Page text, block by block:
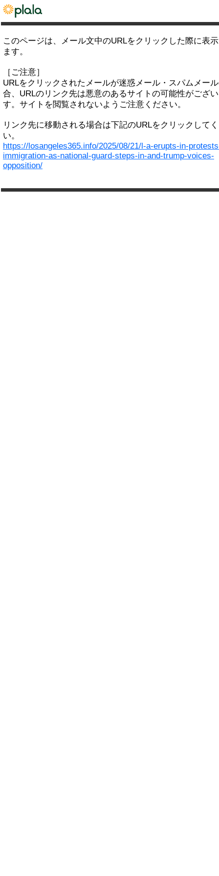
このページは、メール文中のURLをクリックした際に表
ます。
［ご注意］
URLをクリックされたメールが迷惑メール・スパムメー
合、URLのリンク先は悪意のあるサイトの可能性がござ
す。サイトを閲覧されないようご注意ください。
リンク先に移動される場合は下記のURLをクリックして
い。
https://losangeles365.info/2025/08/21/l-a-erupts-in-
immigration-as-national-guard-steps-in-and-trump-voices-
opposition/